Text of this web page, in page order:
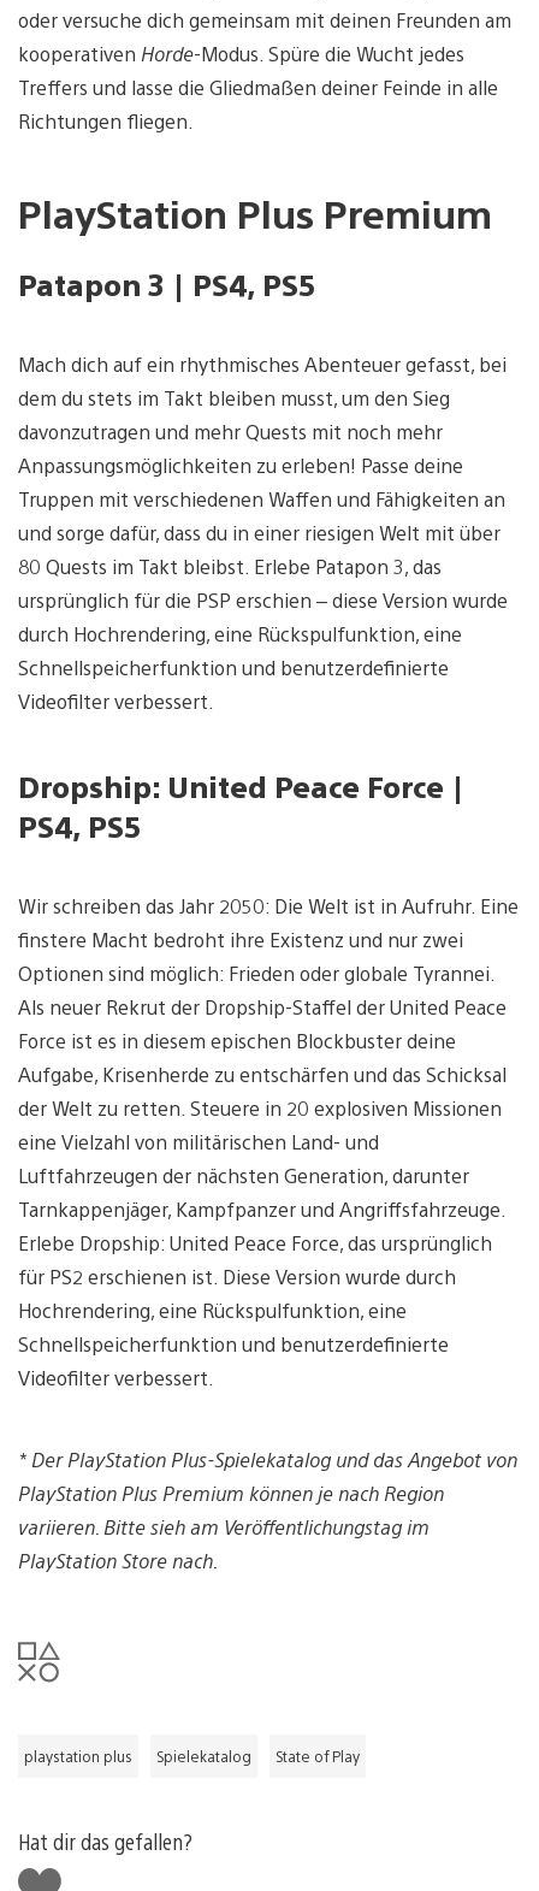
oder versuche dich gemeinsam mit deinen Freunden am
kooperativen Horde-Modus. Spüre die Wucht jedes
Treffers und lasse die Gliedmaßen deiner Feinde in alle
Richtungen fliegen.
PlayStation Plus Premium
Patapon 3 | PS4, PS5
Mach dich auf ein rhythmisches Abenteuer gefasst, bei
dem du stets im Takt bleiben musst, um den Sieg
davonzutragen und mehr Quests mit noch mehr
Anpassungsmöglichkeiten zu erleben! Passe deine
Truppen mit verschiedenen Waffen und Fähigkeiten an
und sorge dafür, dass du in einer riesigen Welt mit über
80 Quests im Takt bleibst. Erlebe Patapon 3, das
ursprünglich für die PSP erschien – diese Version wurde
durch Hochrendering, eine Rückspulfunktion, eine
Schnellspeicherfunktion und benutzerdefinierte
Videofilter verbessert.
Dropship: United Peace Force |
PS4, PS5
Wir schreiben das Jahr 2050: Die Welt ist in Aufruhr. Eine
finstere Macht bedroht ihre Existenz und nur zwei
Optionen sind möglich: Frieden oder globale Tyrannei.
Als neuer Rekrut der Dropship-Staffel der United Peace
Force ist es in diesem epischen Blockbuster deine
Aufgabe, Krisenherde zu entschärfen und das Schicksal
der Welt zu retten. Steuere in 20 explosiven Missionen
eine Vielzahl von militärischen Land- und
Luftfahrzeugen der nächsten Generation, darunter
Tarnkappenjäger, Kampfpanzer und Angriffsfahrzeuge.
Erlebe Dropship: United Peace Force, das ursprünglich
für PS2 erschienen ist. Diese Version wurde durch
Hochrendering, eine Rückspulfunktion, eine
Schnellspeicherfunktion und benutzerdefinierte
Videofilter verbessert.
* Der PlayStation Plus-Spielekatalog und dasAngebot von
PlayStation Plus Premium können je nach Region
variieren. Bitte sieh am Veröffentlichungstag im
PlayStation Store nach.
playstation plus Spielekatalog State of Play
Hat dir das gefallen?
Gefällt